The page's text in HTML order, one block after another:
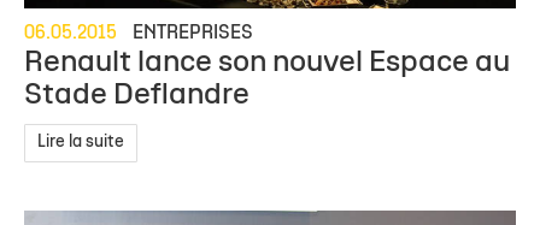
06.05.2015 ENTREPRISES
Renault lance son nouvel Espace au
Stade Deflandre
Lire la suite